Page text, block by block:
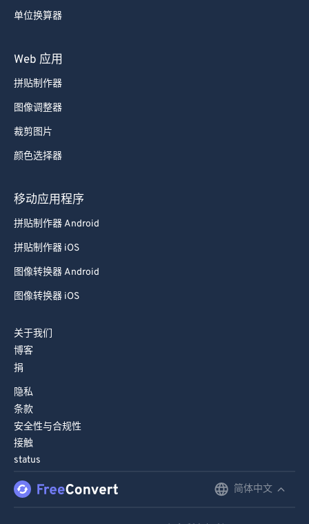
单位换算器
Web 应用
拼贴制作器
图像调整器
裁剪图片
颜色选择器
移动应用程序
拼贴制作器 Android
拼贴制作器 iOS
图像转换器 Android
图像转换器 iOS
关于我们
博客
捐
隐私
条款
安全性与合规性
接触
status
简体中文